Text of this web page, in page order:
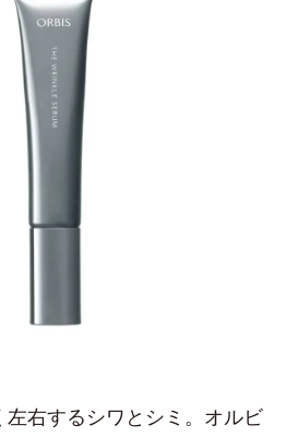
左右するシワとシミ。オルビ